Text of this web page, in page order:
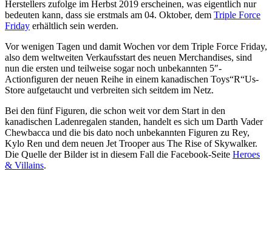
Herstellers zufolge im Herbst 2019 erscheinen, was eigentlich nur
bedeuten kann, dass sie erstmals am 04. Oktober, dem Triple Force
Friday erhältlich sein werden.
Vor wenigen Tagen und damit Wochen vor dem Triple Force Friday,
also dem weltweiten Verkaufsstart des neuen Merchandises, sind
nun die ersten und teilweise sogar noch unbekannten 5″-
Actionfiguren der neuen Reihe in einem kanadischen Toys“R“Us-
Store aufgetaucht und verbreiten sich seitdem im Netz.
Bei den fünf Figuren, die schon weit vor dem Start in den
kanadischen Ladenregalen standen, handelt es sich um Darth Vader
Chewbacca und die bis dato noch unbekannten Figuren zu Rey,
Kylo Ren und dem neuen Jet Trooper aus The Rise of Skywalker.
Die Quelle der Bilder ist in diesem Fall die Facebook-Seite Heroes
& Villains.